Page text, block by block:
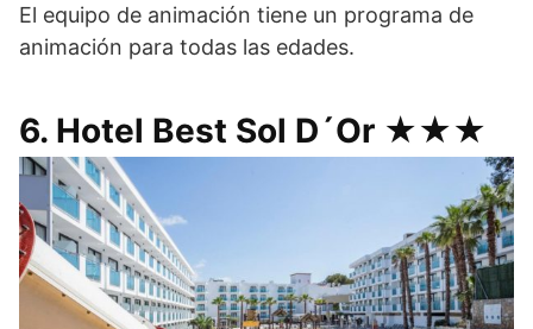
El equipo de animación tiene un programa de
animación para todas las edades.
6. Hotel Best Sol D´Or ★★★